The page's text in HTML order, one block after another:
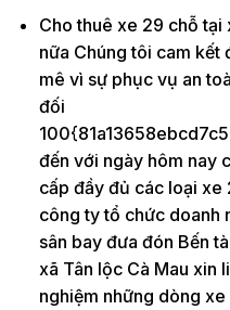
Cho thuê xe 29 chỗ tại
nữa Chúng tôi cam kết
mê vì sự phục vụ an
đối
đến với ngày hôm nay
cấp đầy đủ các loại xe
công ty tổ chức doanh
sân bay đưa đón Bến
xã Tân lộc Cà Mau xin
nghiệm những dòng